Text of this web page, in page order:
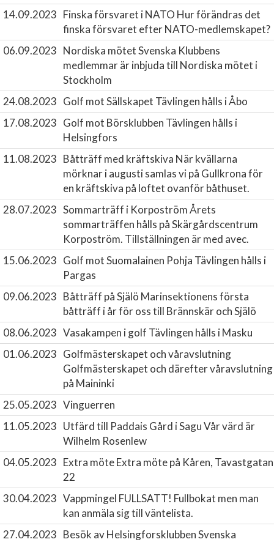
14.09.2023 Finska försvaret i NATO Hur förändras det
finska försvaret efter NATO-medlemskapet?
06.09.2023 Nordiska mötetSvenska Klubbens
medlemmar är inbjuda till Nordiska mötet i
Stockholm
24.08.2023 Golf mot Sällskapet Tävlingen hålls i Åbo
17.08.2023 Golf mot Börsklubben Tävlingen hålls i
Helsingfors
11.08.2023 Båtträff med kräftskiva När kvällarna
mörknar i augusti samlas vi på Gullkrona för
en kräftskiva på loftet ovanför båthuset.
28.07.2023 Sommarträff i KorpoströmÅrets
sommarträffen hålls på Skärgårdscentrum
Korpoström. Tillställningen är med avec.
15.06.2023 Golf mot Suomalainen Pohja Tävlingen hålls i
Pargas
09.06.2023 Båtträff på Själö Marinsektionens första
båtträff i år för oss till Brännskär och Själö
08.06.2023 Vasakampen i golf Tävlingen hålls i Masku
01.06.2023 Golfmästerskapet och våravslutning
Golfmästerskapet och därefter våravslutning
på Maininki
25.05.2023 Vinguerren
11.05.2023 Utfärd till Paddais Gård i SaguVår värd är
Wilhelm Rosenlew
04.05.2023 Extra möteExtra möte på Kåren, Tavastgatan
22
30.04.2023 Vappmingel FULLSATT! Fullbokat men man
kan anmäla sig till väntelista.
27.04.2023 Besök av HelsingforsklubbenSvenska